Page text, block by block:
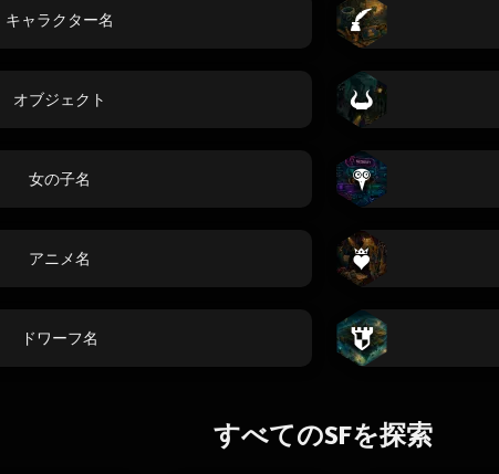
キャラクター名
オブジェクト
女の子名
アニメ名
ドワーフ名
すべてのSFを探索